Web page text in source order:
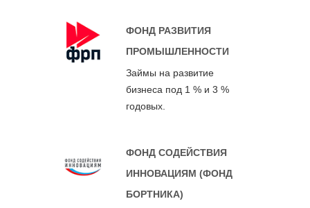
ФОНД РАЗВИТИЯ
ПРОМЫШЛЕННОСТИ
Займы на развитие
бизнеса под 1 % и 3 %
годовых.
ФОНД СОДЕЙСТВИЯ
ИННОВАЦИЯМ (ФОНД
БОРТНИКА)